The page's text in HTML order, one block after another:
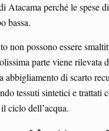
Atacama perché le spese
bassa.
non possono essere
parte viene
abbigliamento di scarto
tessuti sintetici e
ciclo dell’acqua.